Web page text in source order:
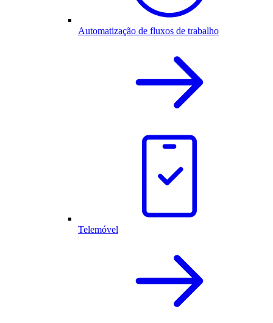
Automatização de fluxos de trabalho
Telemóvel